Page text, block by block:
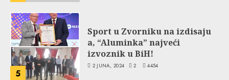
5
Sport u Zvorniku na izdisaju
a, “Aluminka” najveći
izvoznik u BiH!
2 JUNA, 2024 2 4454